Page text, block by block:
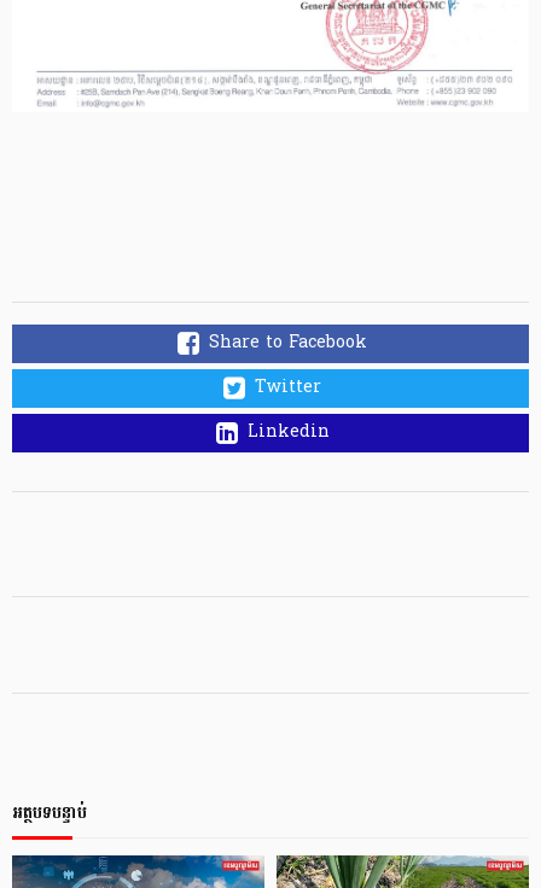
Share to Facebook
Twitter
Linkedin
អត្ថបទបន្ទាប់